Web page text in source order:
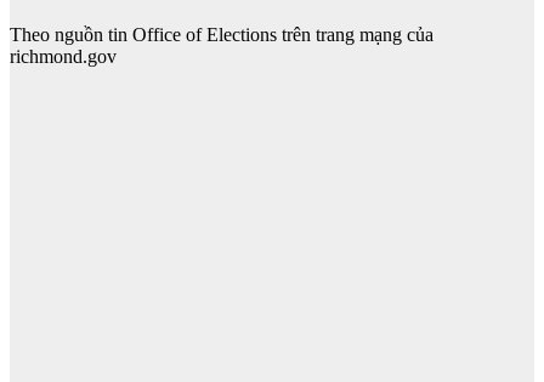
Theo nguồn tin Office of Elections trên trang mạng của
richmond.gov